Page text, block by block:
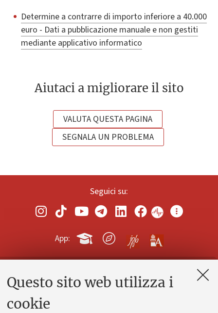
Questo sito web utilizza i
cookie
Determine a contrarre di importo inferiore a 40.000
euro - Dati a pubblicazione manuale e non gestiti
mediante applicativo informatico
Aiutaci a migliorare il sito
VALUTA QUESTA PAGINA
SEGNALA UN PROBLEMA
Seguici su:
App:
Contatti e PEC